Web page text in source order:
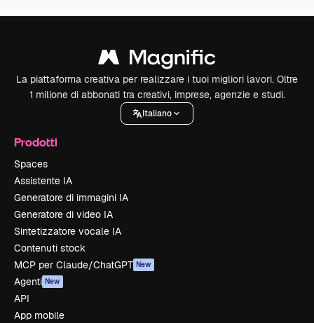
La piattaforma creativa per realizzare i tuoi migliori lavori. Oltre
1 milione di abbonati tra creativi, imprese, agenzie e studi.
Italiano
Prodotti
Spaces
Assistente IA
Generatore di immagini IA
Generatore di video IA
Sintetizzatore vocale IA
Contenuti stock
MCP per Claude/ChatGPT New
Agenti New
API
App mobile